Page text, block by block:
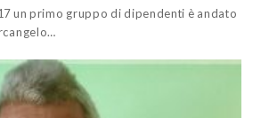
un primo gruppo di dipendenti è andato